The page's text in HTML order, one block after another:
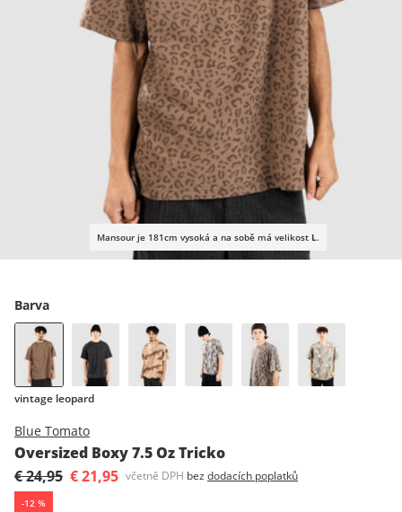
Mansour je 181cm vysoká a na sobě má velikost L.
Barva
vintage leopard
Blue Tomato
Oversized Boxy 7.5 Oz Tricko
€ 24,95 € 21,95 včetně DPH bez dodacích poplatků
-12 %